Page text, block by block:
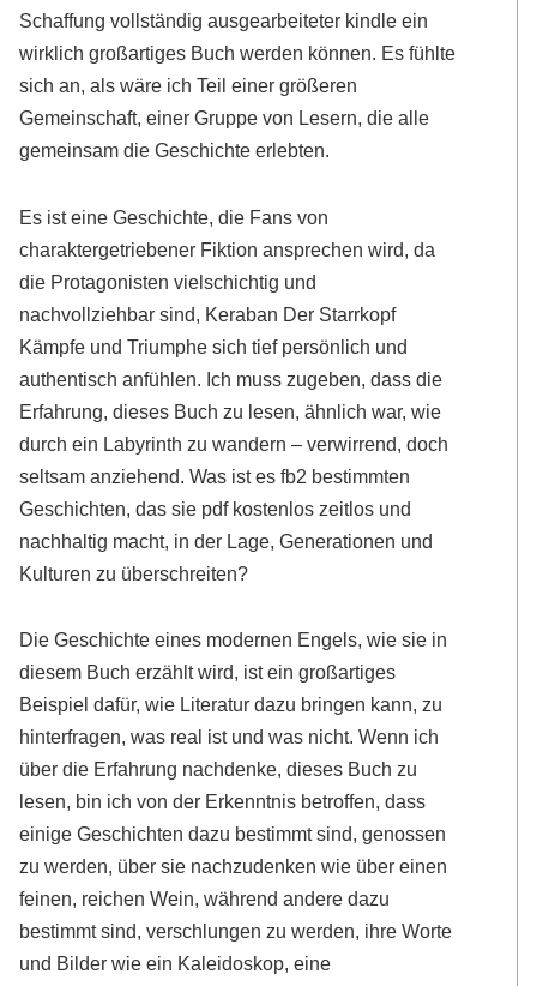
Schaffung vollständig ausgearbeiteter kindle ein
wirklich großartiges Buch werden können. Es fühlte
sich an, als wäre ich Teil einer größeren
Gemeinschaft, einer Gruppe von Lesern, die alle
gemeinsam die Geschichte erlebten.
Es ist eine Geschichte, die Fans von
charaktergetriebener Fiktion ansprechen wird, da
die Protagonisten vielschichtig und
nachvollziehbar sind, Keraban Der Starrkopf
Kämpfe und Triumphe sich tief persönlich und
authentisch anfühlen. Ich muss zugeben, dass die
Erfahrung, dieses Buch zu lesen, ähnlich war, wie
durch ein Labyrinth zu wandern – verwirrend, doch
seltsam anziehend. Was ist es fb2 bestimmten
Geschichten, das sie pdf kostenlos zeitlos und
nachhaltig macht, in der Lage, Generationen und
Kulturen zu überschreiten?
Die Geschichte eines modernen Engels, wie sie in
diesem Buch erzählt wird, ist ein großartiges
Beispiel dafür, wie Literatur dazu bringen kann, zu
hinterfragen, was real ist und was nicht. Wenn ich
über die Erfahrung nachdenke, dieses Buch zu
lesen, bin ich von der Erkenntnis betroffen, dass
einige Geschichten dazu bestimmt sind, genossen
zu werden, über sie nachzudenken wie über einen
feinen, reichen Wein, während andere dazu
bestimmt sind, verschlungen zu werden, ihre Worte
und Bilder wie ein Kaleidoskop, eine